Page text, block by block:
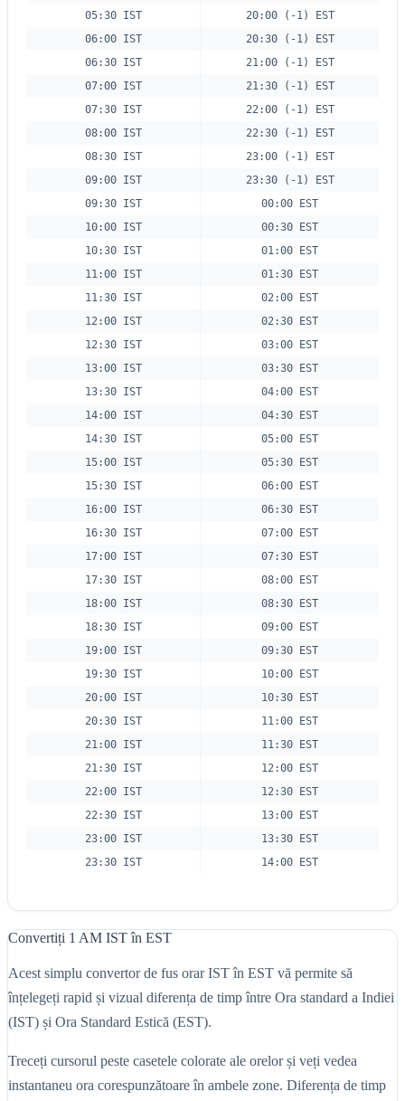
05:30 IST
20:00 (-1) EST
06:00 IST
20:30 (-1) EST
06:30 IST
21:00 (-1) EST
07:00 IST
21:30 (-1) EST
07:30 IST
22:00 (-1) EST
08:00 IST
22:30 (-1) EST
08:30 IST
23:00 (-1) EST
09:00 IST
23:30 (-1) EST
09:30 IST
00:00 EST
10:00 IST
00:30 EST
10:30 IST
01:00 EST
11:00 IST
01:30 EST
11:30 IST
02:00 EST
12:00 IST
02:30 EST
12:30 IST
03:00 EST
13:00 IST
03:30 EST
13:30 IST
04:00 EST
14:00 IST
04:30 EST
14:30 IST
05:00 EST
15:00 IST
05:30 EST
15:30 IST
06:00 EST
16:00 IST
06:30 EST
16:30 IST
07:00 EST
17:00 IST
07:30 EST
17:30 IST
08:00 EST
18:00 IST
08:30 EST
18:30 IST
09:00 EST
19:00 IST
09:30 EST
19:30 IST
10:00 EST
20:00 IST
10:30 EST
20:30 IST
11:00 EST
21:00 IST
11:30 EST
21:30 IST
12:00 EST
22:00 IST
12:30 EST
22:30 IST
13:00 EST
23:00 IST
13:30 EST
23:30 IST
14:00 EST
Convertiți 1 AM IST în EST
Acest simplu convertor de fus orar IST în EST vă permite să
înțelegeți rapid și vizual diferența de timp între Ora standard a Indiei
(IST) și Ora Standard Estică (EST).
Treceți cursorul peste casetele colorate ale orelor și veți vedea
instantaneu ora corespunzătoare în ambele zone. Diferența de timp